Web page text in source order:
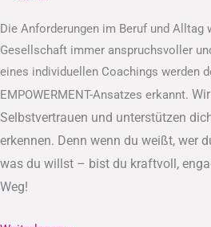
Die Anforderungen im Beruf und Alltag
Gesellschaft immer anspruchsvoller
eines individuellen Coachings werden
EMPOWERMENT-Ansatzes erkannt.
Selbstvertrauen und unterstützen
erkennen. Denn wenn du weißt, wer
was du willst – bist du kraftvoll,
Weg!